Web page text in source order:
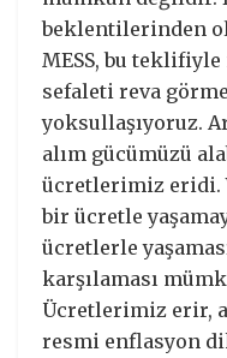
beklentilerinden
MESS, bu
sefaleti reva
yoksullaşıyoruz.
alım gücümüzü
ücretlerimiz eridi.
bir ücretle
ücretlerle
karşılaması
Ücretlerimiz erir,
resmi enflasyon